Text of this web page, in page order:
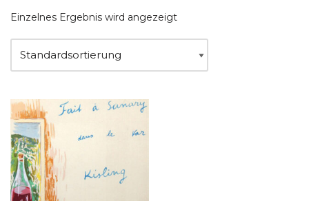
Einzelnes Ergebnis wird angezeigt